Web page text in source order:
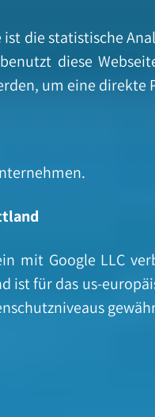
die statistische
diese
um eine direkte
mit Google LLC
ist für das us-